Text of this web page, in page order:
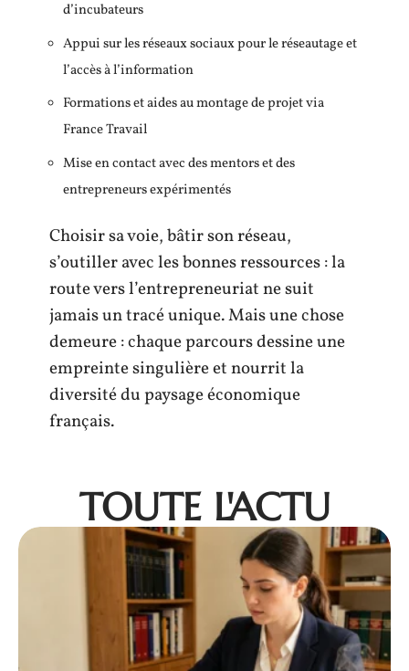
d’incubateurs
Appui sur les réseaux sociaux pour le réseautage et
l’accès à l’information
Formations et aides au montage de projet via
France Travail
Mise en contact avec des mentors et des
entrepreneurs expérimentés
Choisir sa voie, bâtir son réseau,
s’outiller avec les bonnes ressources : la
route vers l’entrepreneuriat ne suit
jamais un tracé unique. Mais une chose
demeure : chaque parcours dessine une
empreinte singulière et nourrit la
diversité du paysage économique
français.
TOUTE L'ACTU